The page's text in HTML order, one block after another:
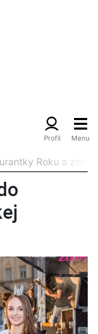
Roku a